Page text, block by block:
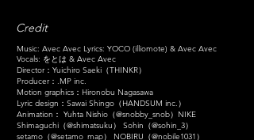
Credit
Music: Avec Avec Lyrics: YOCO (illiomote) & Avec Avec
Vocals: をとは & Avec Avec
Director：Yuichiro Saeki（THINKR）
Producer：.MP inc.
Motion graphics：Hironobu Nagasawa
Lyric design：Sawai Shingo（HANDSUM inc.）
Animation： Yuhta Nishio（@snobby_snob）NIKE
Shimaguchi（@shimatsuku） Sohin（@sohin_3）
setamo（@setamo_map） NOBIRU（@nobile1031）